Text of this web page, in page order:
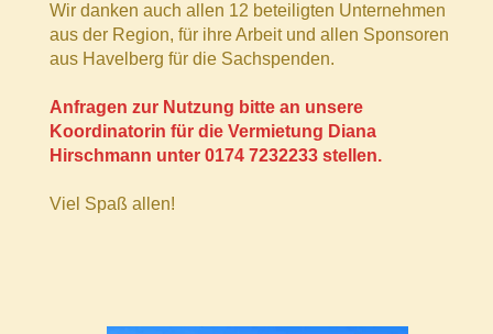
Wir danken auch allen 12 beteiligten Unternehmen
aus der Region, für ihre Arbeit und allen Sponsoren
aus Havelberg für die Sachspenden.
Anfragen zur Nutzung bitte an unsere
Koordinatorin für die Vermietung Diana
Hirschmann unter 0174 7232233 stellen.
Viel Spaß allen!